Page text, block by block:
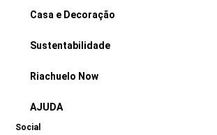
Casa e Decoração
Sustentabilidade
Riachuelo Now
AJUDA
Social